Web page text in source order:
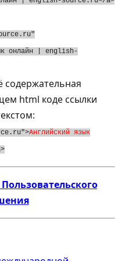
онлайн | english-
содержательная
html коде ссылки
Английский язык